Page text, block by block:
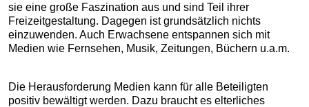
sie eine große Faszination aus und sind Teil ihrer
Freizeitgestaltung. Dagegen ist grundsätzlich nichts
einzuwenden. Auch Erwachsene entspannen sich mit
Medien wie Fernsehen, Musik, Zeitungen, Büchern u.a.m.
Die Herausforderung Medien kann für alle Beteiligten
positiv bewältigt werden. Dazu braucht es elterliches